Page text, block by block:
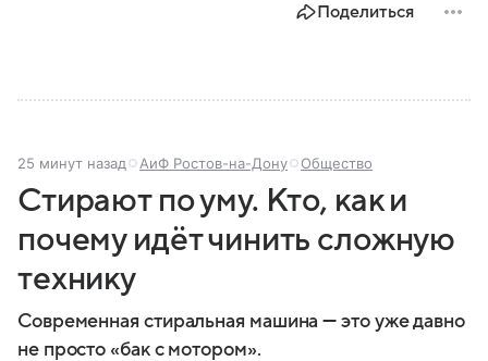
Поделиться
25 минут назад АиФ Ростов-на-Дону Общество
Стирают по уму. Кто, как и
почему идёт чинить сложную
технику
Современная стиральная машина — это уже давно
не прос­то «бак с мотором».